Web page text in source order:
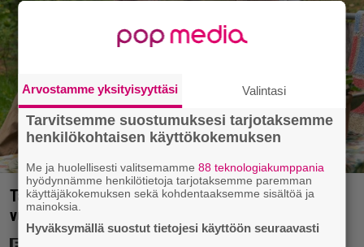
Tänään tv:ssä: Koskettava kotimainen elokuva
vuodelta 2020 – ”Tehty isolla sydämellä”
Arvostamme yksityisyyttäsi Valintasi
Tarvitsemme suostumuksesi tarjotaksemme
henkilökohtaisen käyttökokemuksen
Me ja huolellisesti valitsemamme88 teknologiakumppania
hyödynnämme henkilötietoja tarjotaksemme paremman
käyttäjäkokemuksen sekä kohdentaaksemme sisältöä ja
mainoksia.
Hyväksymällä suostut tietojesi käyttöön seuraavasti